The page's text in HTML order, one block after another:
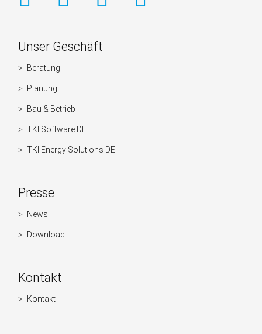
Weitere
Informationen
Unser Geschäft
Navigation
überspringen
Beratung
Planung
Bau & Betrieb
TKI Software DE
TKI Energy Solutions DE
Presse
Navigation
überspringen
News
Download
Kontakt
Navigation
Kontakt